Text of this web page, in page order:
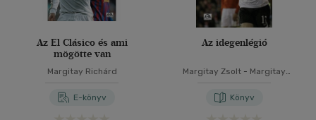
Az El Clásico és ami
mögötte van
Margitay Richárd
E-könyv
Az idegenlégió
Margitay Zsolt - Margitay
Könyv